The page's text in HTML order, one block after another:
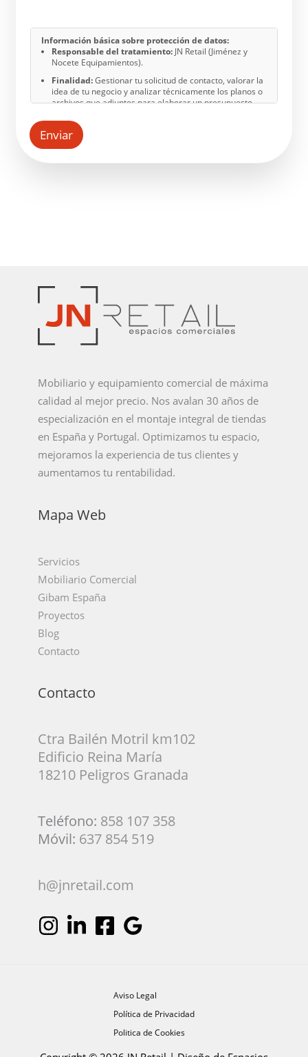
Información básica sobre protección de datos:
Responsable del tratamiento: JN Retail (Jiménez y
Nocete Equipamientos).
Finalidad:Gestionar tu solicitud de contacto, valorar la
idea de tu negocio y analizar técnicamente los planos o
archivos que adjuntes para elaborar un presupuesto
casilla correspondiente, también te enviaremos
comunicaciones comerciales y publicidad.
imágenes subidos (incluyendo formatos CAD/3D como
necesarios para el mantenimiento de la web.
Derechos: Tienes derecho a acceder, rectificar,
suprimir tus datos (incluidos los archivos subidos) o
revocar tu consentimiento en cualquier momento.
Información adicional:
Enviar
Mobiliario y equipamiento comercial de máxima
calidad al mejor precio. Nos avalan 30 años de
especialización en el montaje integral de tiendas
en España y Portugal. Optimizamos tu espacio,
mejoramos la experiencia de tus clientes y
aumentamos tu rentabilidad.
Mapa Web
Servicios
Mobiliario Comercial
Gibam España
Proyectos
Blog
Contacto
Contacto
Ctra Bailén Motril km102
Edificio Reina María
18210 Peligros Granada
Teléfono: 858 107 358
Móvil: 637 854 519
h@jnretail.com
Aviso Legal
Política de Privacidad
Politica de Cookies